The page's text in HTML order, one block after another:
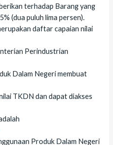
terhadap Barang yang
(dua puluh lima persen).
daftar capaian nilai
Perindustrian
Dalam Negeri membuat
TKDN dan dapat diakses
Produk Dalam Negeri